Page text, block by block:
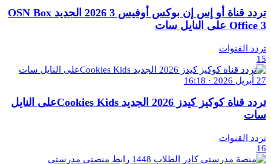
تردد قناة أو إس إن بوكس أوفيس 3 2026 الجديد OSN Box
Office 3 على النايل سات
تردد القنوات
15
27 أبريل 2026 · 16:18
تردد قناة كوكيز كيدز 2026 الجديد Cookies Kidsعلى النايل
سات
تردد القنوات
16